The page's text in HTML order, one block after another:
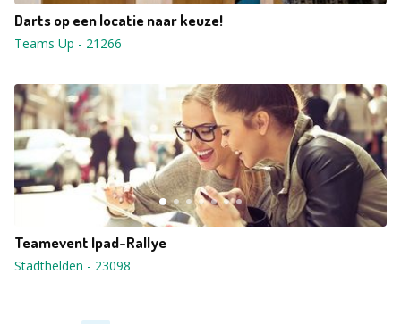
Darts op een locatie naar keuze!
Teams Up - 21266
Teamevent Ipad-Rallye
Stadthelden - 23098